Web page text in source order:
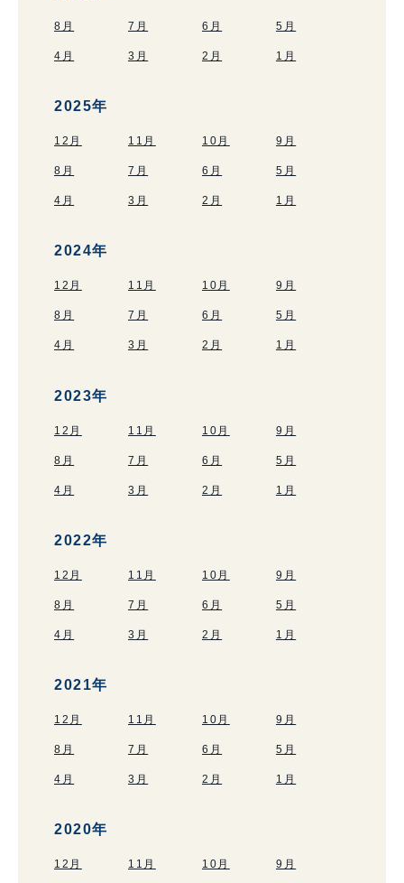
8月 7月 6月 5月
4月 3月 2月 1月
2025年
12月 11月 10月 9月
8月 7月 6月 5月
4月 3月 2月 1月
2024年
12月 11月 10月 9月
8月 7月 6月 5月
4月 3月 2月 1月
2023年
12月 11月 10月 9月
8月 7月 6月 5月
4月 3月 2月 1月
2022年
12月 11月 10月 9月
8月 7月 6月 5月
4月 3月 2月 1月
2021年
12月 11月 10月 9月
8月 7月 6月 5月
4月 3月 2月 1月
2020年
12月 11月 10月 9月